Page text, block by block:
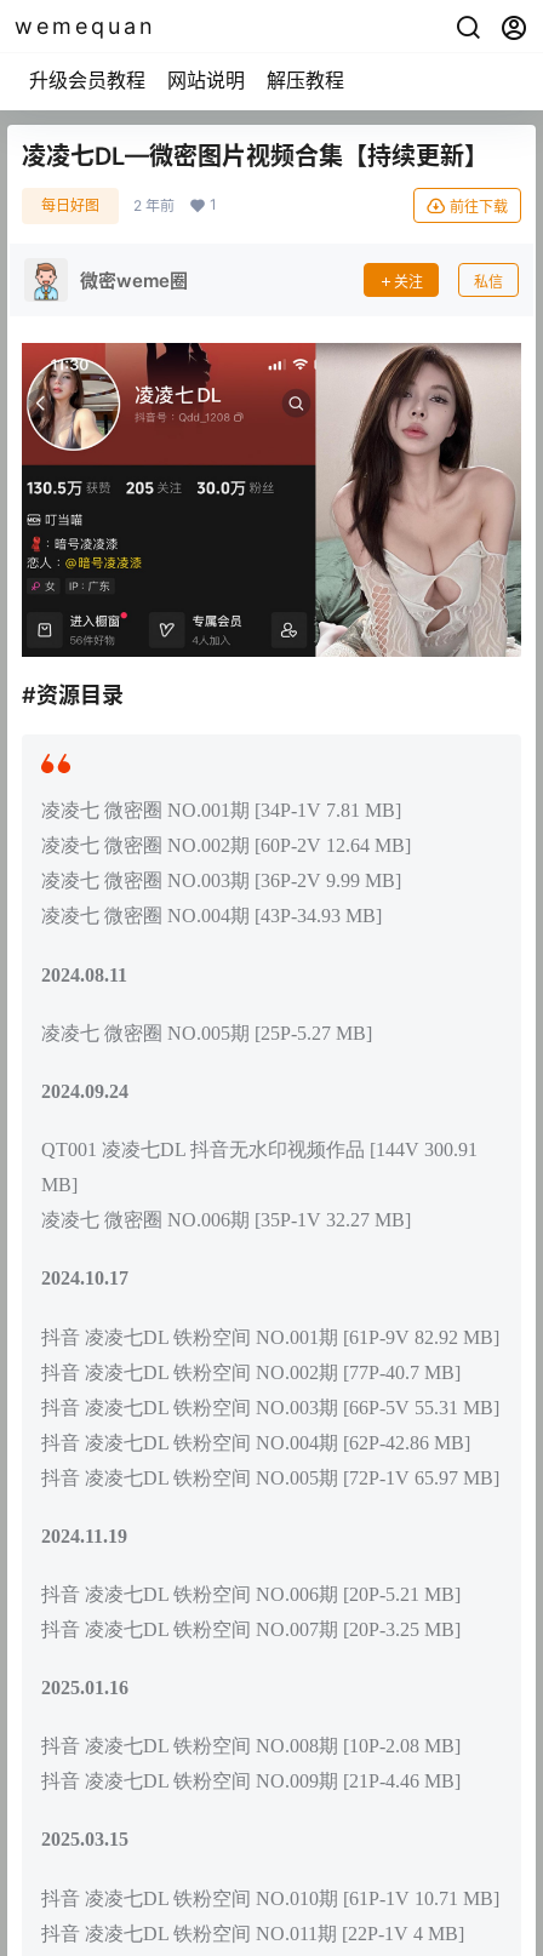
wemequan
升级会员教程 网站说明 解压教程
凌凌七DL—微密图片视频合集【持续更新】
每日好图 2 年前 1 前往下载
微密weme圈 关注 私信
#资源目录
凌凌七 微密圈 NO.001期 [34P-1V 7.81 MB]
凌凌七 微密圈 NO.002期 [60P-2V 12.64 MB]
凌凌七 微密圈 NO.003期 [36P-2V 9.99 MB]
凌凌七 微密圈 NO.004期 [43P-34.93 MB]
2024.08.11
凌凌七 微密圈 NO.005期 [25P-5.27 MB]
2024.09.24
QT001 凌凌七DL 抖音无水印视频作品 [144V 300.91
MB]
凌凌七 微密圈 NO.006期 [35P-1V 32.27 MB]
2024.10.17
抖音 凌凌七DL 铁粉空间 NO.001期 [61P-9V 82.92 MB]
抖音 凌凌七DL 铁粉空间 NO.002期 [77P-40.7 MB]
抖音 凌凌七DL 铁粉空间 NO.003期 [66P-5V 55.31 MB]
抖音 凌凌七DL 铁粉空间 NO.004期 [62P-42.86 MB]
抖音 凌凌七DL 铁粉空间 NO.005期 [72P-1V 65.97 MB]
2024.11.19
抖音 凌凌七DL 铁粉空间 NO.006期 [20P-5.21 MB]
抖音 凌凌七DL 铁粉空间 NO.007期 [20P-3.25 MB]
2025.01.16
抖音 凌凌七DL 铁粉空间 NO.008期 [10P-2.08 MB]
抖音 凌凌七DL 铁粉空间 NO.009期 [21P-4.46 MB]
2025.03.15
抖音 凌凌七DL 铁粉空间 NO.010期 [61P-1V 10.71 MB]
抖音 凌凌七DL 铁粉空间 NO.011期 [22P-1V 4 MB]